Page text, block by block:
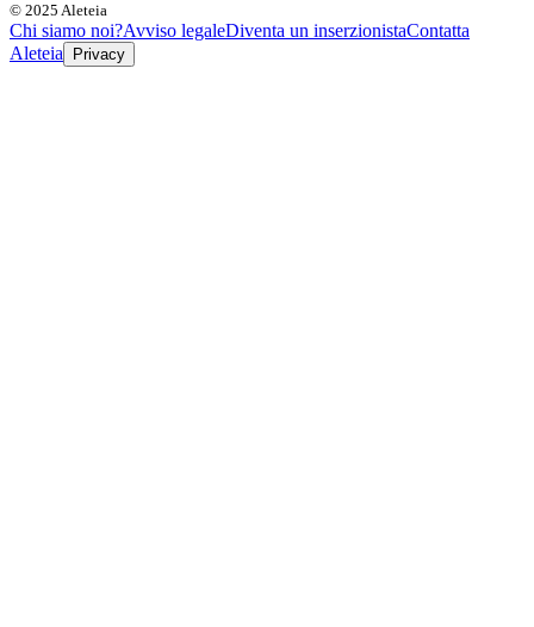
© 2025 Aleteia
Chi siamo noi?Avviso legaleDiventa un inserzionistaContatta
Aleteia
Privacy